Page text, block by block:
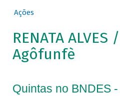
Ações
RENATA ALVES /
Agôfunfè
Quintas no BNDES